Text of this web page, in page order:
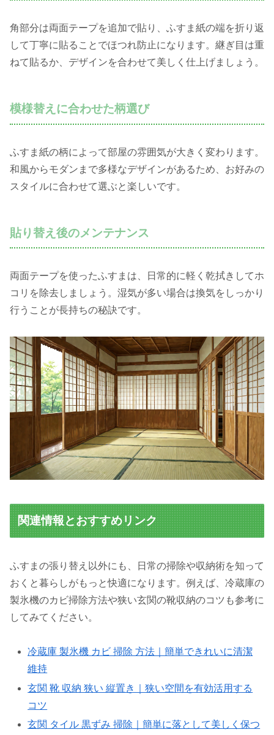
角部分は両面テープを追加で貼り、ふすま紙の端を折り返
して丁寧に貼ることでほつれ防止になります。継ぎ目は重
ねて貼るか、デザインを合わせて美しく仕上げましょう。
模様替えに合わせた柄選び
ふすま紙の柄によって部屋の雰囲気が大きく変わります。
和風からモダンまで多様なデザインがあるため、お好みの
スタイルに合わせて選ぶと楽しいです。
貼り替え後のメンテナンス
両面テープを使ったふすまは、日常的に軽く乾拭きしてホ
コリを除去しましょう。湿気が多い場合は換気をしっかり
行うことが長持ちの秘訣です。
関連情報とおすすめリンク
ふすまの張り替え以外にも、日常の掃除や収納術を知って
おくと暮らしがもっと快適になります。例えば、冷蔵庫の
製氷機のカビ掃除方法や狭い玄関の靴収納のコツも参考に
してみてください。
冷蔵庫 製氷機 カビ 掃除 方法｜簡単できれいに清潔
維持
玄関 靴 収納 狭い 縦置き｜狭い空間を有効活用する
コツ
玄関 タイル 黒ずみ 掃除｜簡単に落として美しく保つ